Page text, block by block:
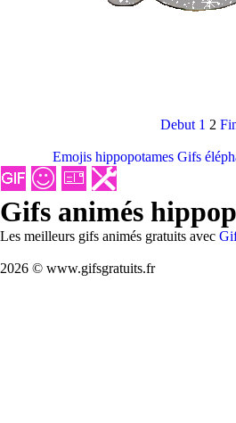
Debut 1 2
Emojis hippopotames Gifs
Gifs animés
Les meilleurs gifs animés gratuits avec
2026 © www.gifsgratuits.fr